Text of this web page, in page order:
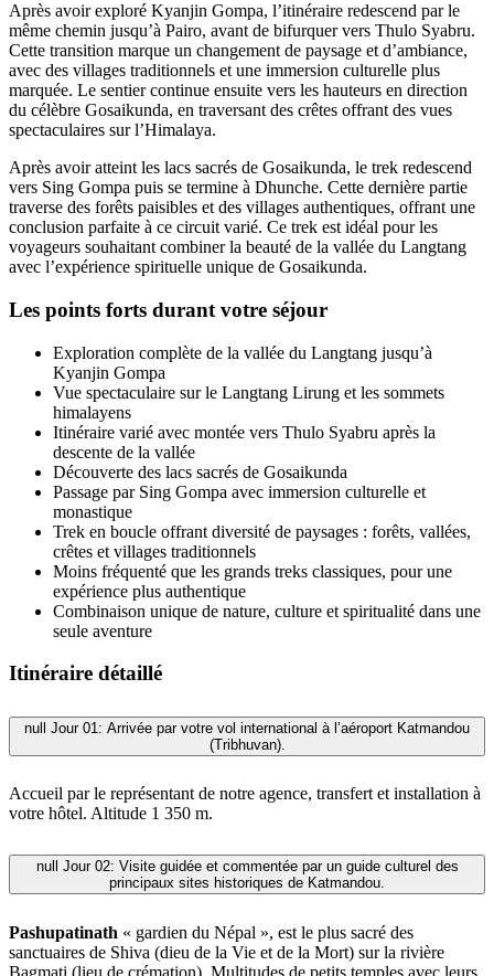
Après avoir exploré Kyanjin Gompa, l’itinéraire redescend par le
même chemin jusqu’à Pairo, avant de bifurquer vers Thulo Syabru.
Cette transition marque un changement de paysage et d’ambiance,
avec des villages traditionnels et une immersion culturelle plus
marquée. Le sentier continue ensuite vers les hauteurs en direction
du célèbre Gosaikunda, en traversant des crêtes offrant des vues
spectaculaires sur l’Himalaya.
Après avoir atteint les lacs sacrés de Gosaikunda, le trek redescend
vers Sing Gompa puis se termine à Dhunche. Cette dernière partie
traverse des forêts paisibles et des villages authentiques, offrant une
conclusion parfaite à ce circuit varié. Ce trek est idéal pour les
voyageurs souhaitant combiner la beauté de la vallée du Langtang
avec l’expérience spirituelle unique de Gosaikunda.
Les points forts durant votre séjour
Exploration complète de la vallée du Langtang jusqu’à
Kyanjin Gompa
Vue spectaculaire sur le Langtang Lirung et les sommets
himalayens
Itinéraire varié avec montée vers Thulo Syabru après la
descente de la vallée
Découverte des lacs sacrés de Gosaikunda
Passage par Sing Gompa avec immersion culturelle et
monastique
Trek en boucle offrant diversité de paysages : forêts, vallées,
crêtes et villages traditionnels
Moins fréquenté que les grands treks classiques, pour une
expérience plus authentique
Combinaison unique de nature, culture et spiritualité dans une
seule aventure
Itinéraire détaillé
null
Jour 01: Arrivée par votre vol international à l’aéroport Katmandou
(Tribhuvan).
Accueil par le représentant de notre agence, transfert et installation à
votre hôtel. Altitude 1 350 m.
null
Jour 02: Visite guidée et commentée par un guide culturel des
principaux sites historiques de Katmandou.
Pashupatinath « gardien du Népal », est le plus sacré des
sanctuaires de Shiva (dieu de la Vie et de la Mort) sur la rivière
Bagmati (lieu de crémation). Multitudes de petits temples avec leurs